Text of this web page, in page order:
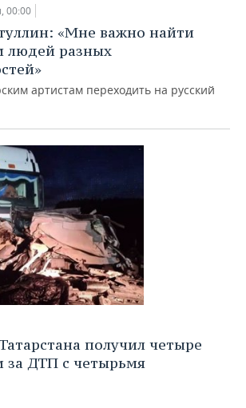
СПОРТА
00:00
«Мне важно найти
людей разных
артистам переходить на русский
получил четыре
за ДТП с четырьмя